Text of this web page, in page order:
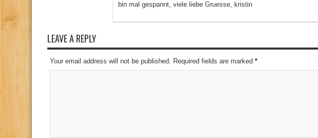
bin mal gespannt, viele liebe Gruesse, kristin
LEAVE A REPLY
Your email address will not be published. Required fields are marked *